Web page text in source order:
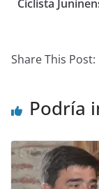
Ciclista
Share This Post:
Podría